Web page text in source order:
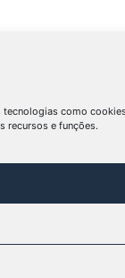
como
recursos e funções.